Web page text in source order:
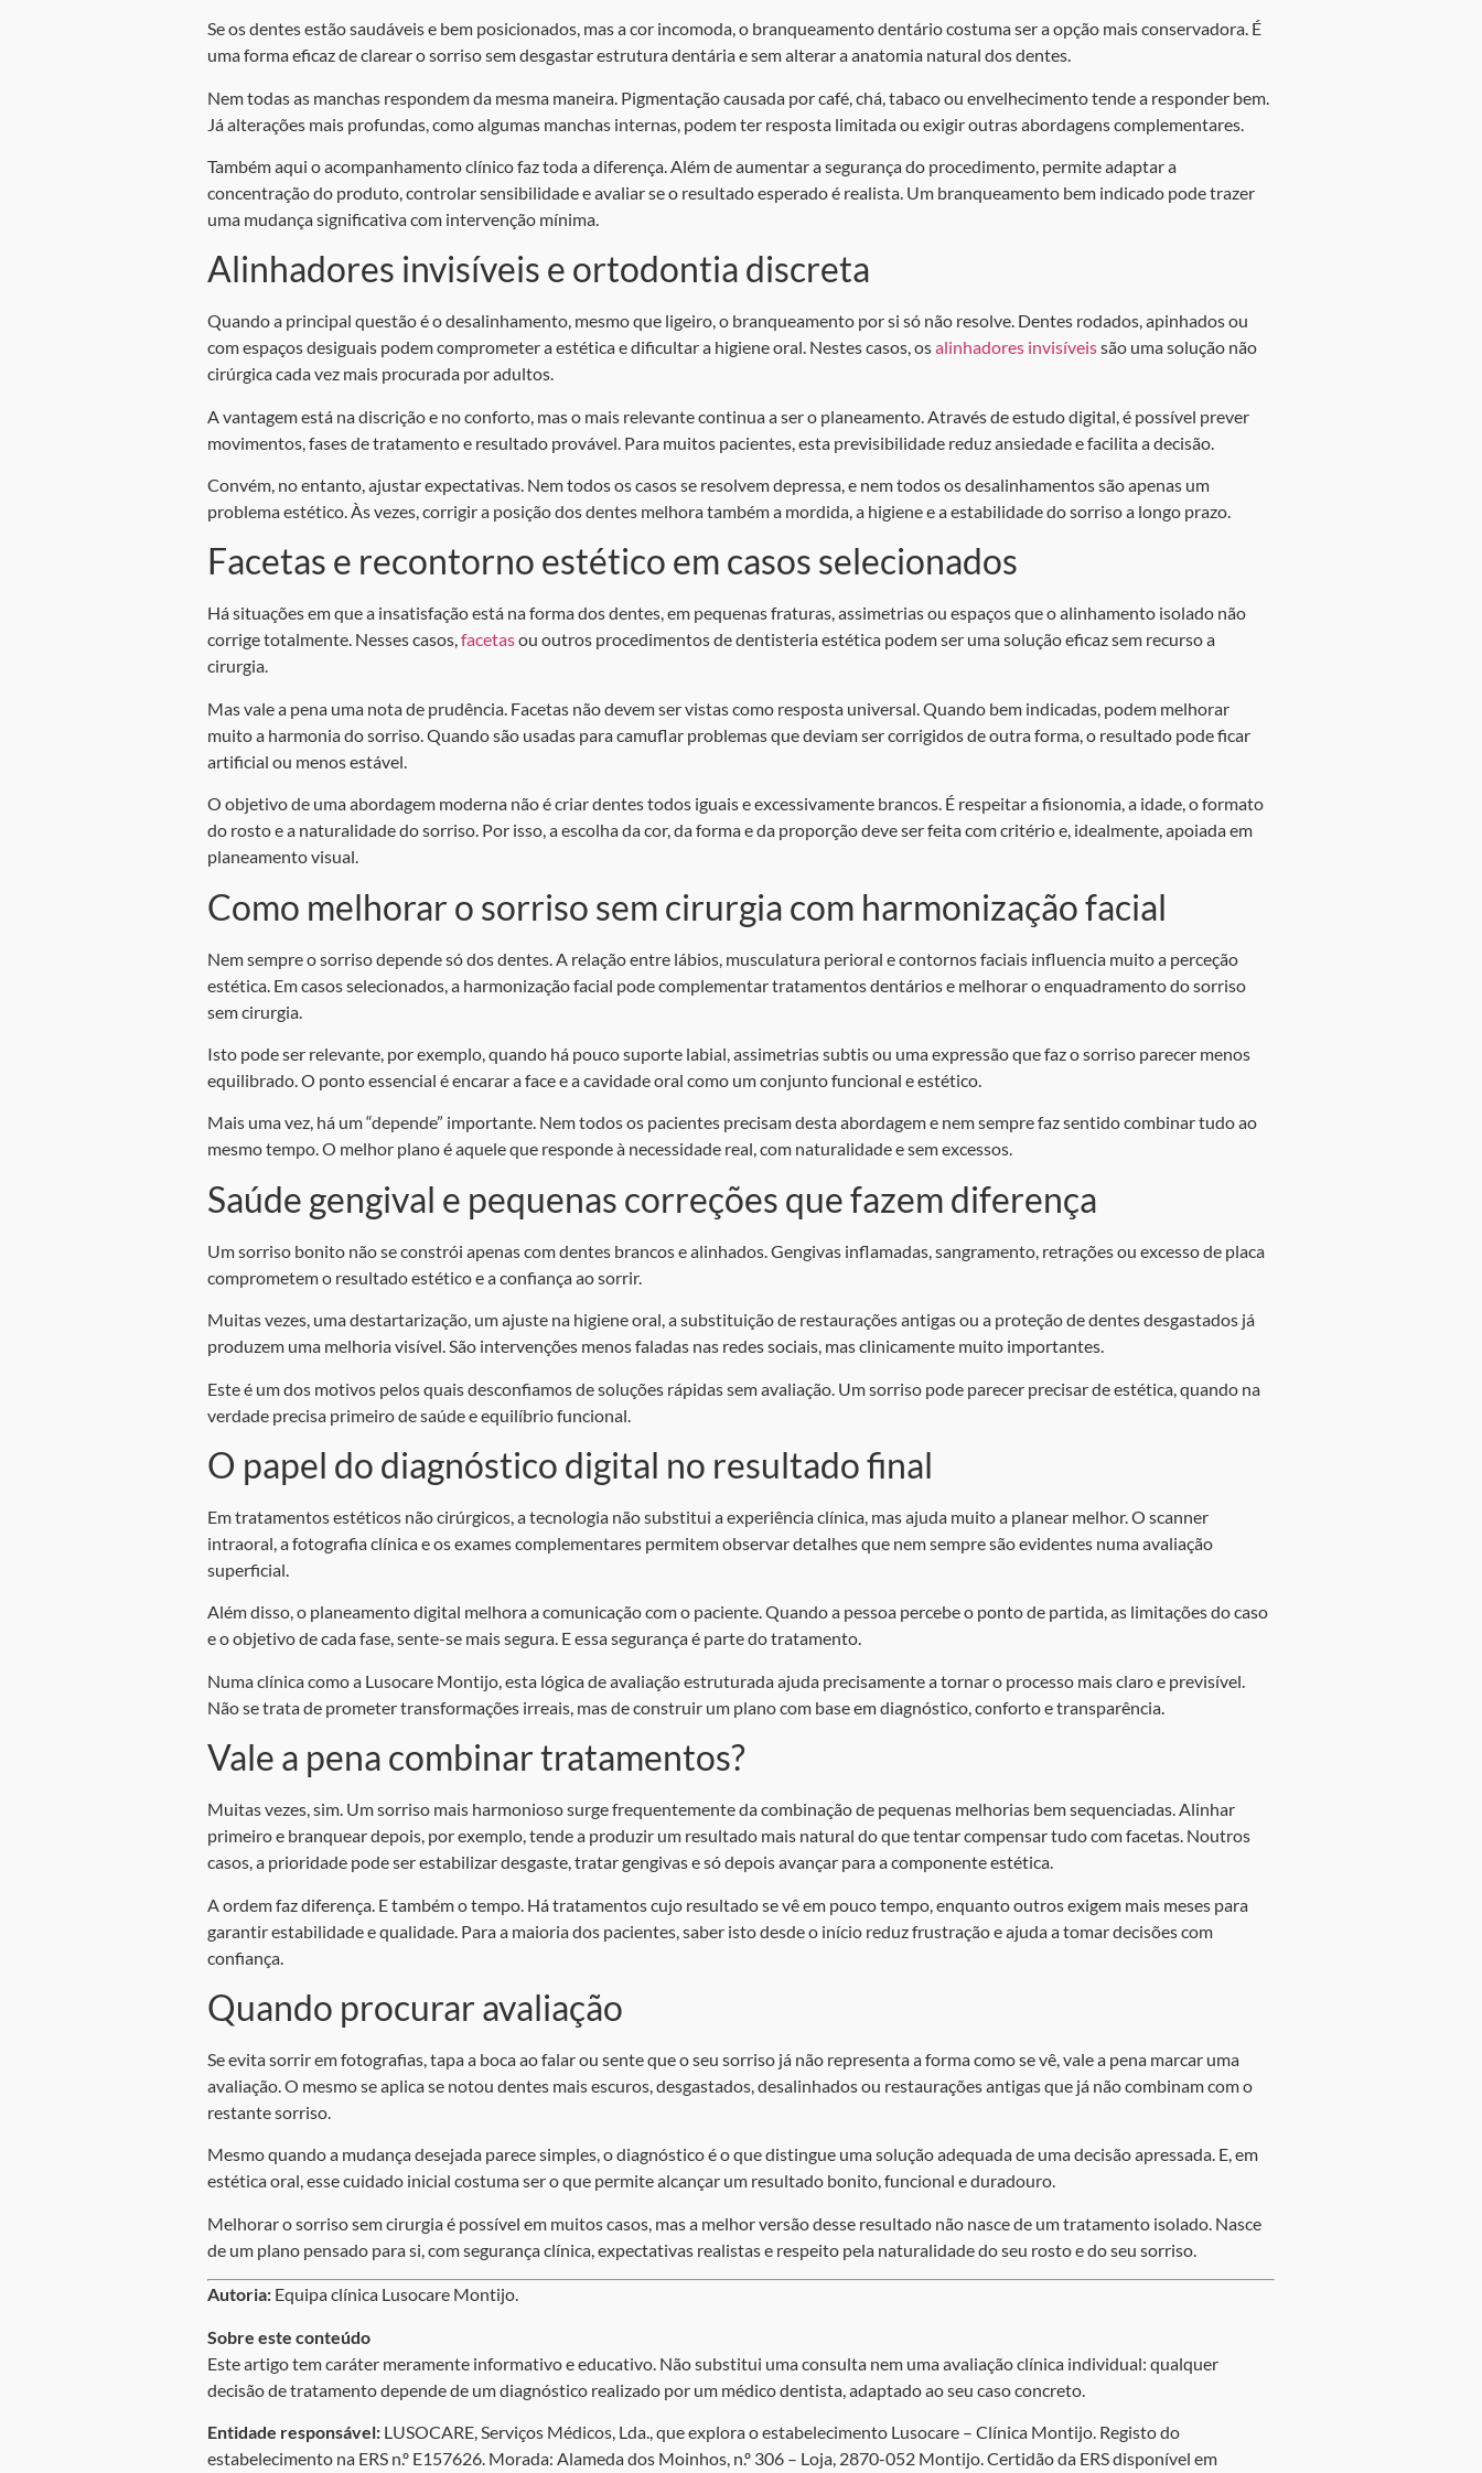
Se os dentes estão saudáveis e bem posicionados, mas a cor incomoda, o branqueamento dentário costuma ser a opção mais conservadora. É
uma forma eficaz de clarear o sorriso sem desgastar estrutura dentária e sem alterar a anatomia natural dos dentes.
Nem todas as manchas respondem da mesma maneira. Pigmentação causada por café, chá, tabaco ou envelhecimento tende a responder bem.
Já alterações mais profundas, como algumas manchas internas, podem ter resposta limitada ou exigir outras abordagens complementares.
Também aqui o acompanhamento clínico faz toda a diferença. Além de aumentar a segurança do procedimento, permite adaptar a
concentração do produto, controlar sensibilidade e avaliar se o resultado esperado é realista. Um branqueamento bem indicado pode trazer
uma mudança significativa com intervenção mínima.
Alinhadores invisíveis e ortodontia discreta
Quando a principal questão é o desalinhamento, mesmo que ligeiro, o branqueamento por si só não resolve. Dentes rodados, apinhados ou
com espaços desiguais podem comprometer a estética e dificultar a higiene oral. Nestes casos, osalinhadores invisíveissão uma solução não
cirúrgica cada vez mais procurada por adultos.
A vantagem está na discrição e no conforto, mas o mais relevante continua a ser o planeamento. Através de estudo digital, é possível prever
movimentos, fases de tratamento e resultado provável. Para muitos pacientes, esta previsibilidade reduz ansiedade e facilita a decisão.
Convém, no entanto, ajustar expectativas. Nem todos os casos se resolvem depressa, e nem todos os desalinhamentos são apenas um
problema estético. Às vezes, corrigir a posição dos dentes melhora também a mordida, a higiene e a estabilidade do sorriso a longo prazo.
Facetas e recontorno estético em casos selecionados
Há situações em que a insatisfação está na forma dos dentes, em pequenas fraturas, assimetrias ou espaços que o alinhamento isolado não
corrige totalmente. Nesses casos,facetasou outros procedimentos de dentisteria estética podem ser uma solução eficaz sem recurso a
cirurgia.
Mas vale a pena uma nota de prudência. Facetas não devem ser vistas como resposta universal. Quando bem indicadas, podem melhorar
muito a harmonia do sorriso. Quando são usadas para camuflar problemas que deviam ser corrigidos de outra forma, o resultado pode ficar
artificial ou menos estável.
O objetivo de uma abordagem moderna não é criar dentes todos iguais e excessivamente brancos. É respeitar a fisionomia, a idade, o formato
do rosto e a naturalidade do sorriso. Por isso, a escolha da cor, da forma e da proporção deve ser feita com critério e, idealmente, apoiada em
planeamento visual.
Como melhorar o sorriso sem cirurgia com harmonização facial
Nem sempre o sorriso depende só dos dentes. A relação entre lábios, musculatura perioral e contornos faciais influencia muito a perceção
estética. Em casos selecionados, a harmonização facial pode complementar tratamentos dentários e melhorar o enquadramento do sorriso
sem cirurgia.
Isto pode ser relevante, por exemplo, quando há pouco suporte labial, assimetrias subtis ou uma expressão que faz o sorriso parecer menos
equilibrado. O ponto essencial é encarar a face e a cavidade oral como um conjunto funcional e estético.
Mais uma vez, há um “depende” importante. Nem todos os pacientes precisam desta abordagem e nem sempre faz sentido combinar tudo ao
mesmo tempo. O melhor plano é aquele que responde à necessidade real, com naturalidade e sem excessos.
Saúde gengival e pequenas correções que fazem diferença
Um sorriso bonito não se constrói apenas com dentes brancos e alinhados. Gengivas inflamadas, sangramento, retrações ou excesso de placa
comprometem o resultado estético e a confiança ao sorrir.
Muitas vezes, uma destartarização, um ajuste na higiene oral, a substituição de restaurações antigas ou a proteção de dentes desgastados já
produzem uma melhoria visível. São intervenções menos faladas nas redes sociais, mas clinicamente muito importantes.
Este é um dos motivos pelos quais desconfiamos de soluções rápidas sem avaliação. Um sorriso pode parecer precisar de estética, quando na
verdade precisa primeiro de saúde e equilíbrio funcional.
O papel do diagnóstico digital no resultado final
Em tratamentos estéticos não cirúrgicos, a tecnologia não substitui a experiência clínica, mas ajuda muito a planear melhor. O scanner
intraoral, a fotografia clínica e os exames complementares permitem observar detalhes que nem sempre são evidentes numa avaliação
superficial.
Além disso, o planeamento digital melhora a comunicação com o paciente. Quando a pessoa percebe o ponto de partida, as limitações do caso
e o objetivo de cada fase, sente-se mais segura. E essa segurança é parte do tratamento.
Numa clínica como a Lusocare Montijo, esta lógica de avaliação estruturada ajuda precisamente a tornar o processo mais claro e previsível.
Não se trata de prometer transformações irreais, mas de construir um plano com base em diagnóstico, conforto e transparência.
Vale a pena combinar tratamentos?
Muitas vezes, sim. Um sorriso mais harmonioso surge frequentemente da combinação de pequenas melhorias bem sequenciadas. Alinhar
primeiro e branquear depois, por exemplo, tende a produzir um resultado mais natural do que tentar compensar tudo com facetas. Noutros
casos, a prioridade pode ser estabilizar desgaste, tratar gengivas e só depois avançar para a componente estética.
A ordem faz diferença. E também o tempo. Há tratamentos cujo resultado se vê em pouco tempo, enquanto outros exigem mais meses para
garantir estabilidade e qualidade. Para a maioria dos pacientes, saber isto desde o início reduz frustração e ajuda a tomar decisões com
confiança.
Quando procurar avaliação
Se evita sorrir em fotografias, tapa a boca ao falar ou sente que o seu sorriso já não representa a forma como se vê, vale a pena marcar uma
avaliação. O mesmo se aplica se notou dentes mais escuros, desgastados, desalinhados ou restaurações antigas que já não combinam com o
restante sorriso.
Mesmo quando a mudança desejada parece simples, o diagnóstico é o que distingue uma solução adequada de uma decisão apressada. E, em
estética oral, esse cuidado inicial costuma ser o que permite alcançar um resultado bonito, funcional e duradouro.
Melhorar o sorriso sem cirurgia é possível em muitos casos, mas a melhor versão desse resultado não nasce de um tratamento isolado. Nasce
de um plano pensado para si, com segurança clínica, expectativas realistas e respeito pela naturalidade do seu rosto e do seu sorriso.
Autoria: Equipa clínica Lusocare Montijo.
Sobre este conteúdo
Este artigo tem caráter meramente informativo e educativo. Não substitui uma consulta nem uma avaliação clínica individual: qualquer
decisão de tratamento depende de um diagnóstico realizado por um médico dentista, adaptado ao seu caso concreto.
Entidade responsável: LUSOCARE, Serviços Médicos, Lda., que explora o estabelecimento Lusocare – Clínica Montijo. Registo do
estabelecimento na ERS n.º E157626. Morada: Alameda dos Moinhos, n.º 306 – Loja, 2870-052 Montijo. Certidão da ERS disponível em